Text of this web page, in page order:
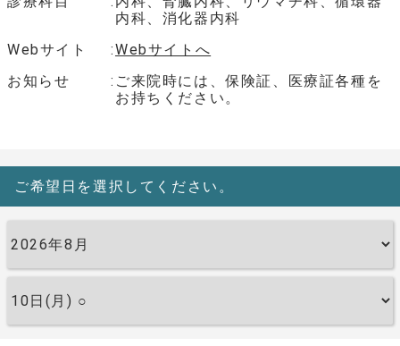
内科、消化器内科
Webサイト
Webサイトへ
お知らせ
ご来院時には、保険証、医療証各種を
お持ちください。
ご希望日を選択してください。